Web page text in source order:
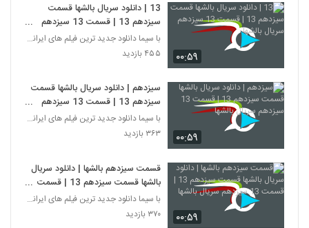
۰۰:۵۹
13 | دانلود سریال بالشها قسمت
سیزدهم 13 | قسمت 13 سیزدهم
سریال بالشها
با سیما دانلود جدید ترین فیلم های ایرانی را در لحظ
۴۵۵ بازدید
۰۰:۵۹
سیزدهم | دانلود سریال بالشها قسمت
سیزدهم 13 | قسمت 13 سیزدهم
سریال بالشها
با سیما دانلود جدید ترین فیلم های ایرانی را در لحظ
۳۶۳ بازدید
۰۰:۵۹
قسمت سیزدهم بالشها | دانلود سریال
بالشها قسمت سیزدهم 13 | قسمت
13 سیزدهم سریال بالشها
با سیما دانلود جدید ترین فیلم های ایرانی را در لحظ
۳۷۰ بازدید